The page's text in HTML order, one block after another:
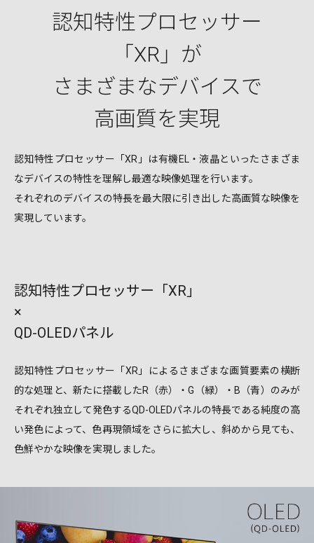
認知特性プロセッサー
「XR」が
さまざまなデバイスで
高画質を実現
認知特性プロセッサー「XR」は有機EL・液晶といったさまざま
なデバイスの特性を理解し最適な映像処理を行います。
それぞれのデバイスの特長を最大限に引き出した高画質な映像を
実現しています。
認知特性プロセッサー「XR」
×
QD-OLEDパネル
認知特性プロセッサー「XR」によるさまざまな画質要素の横断
的な処理と、新たに搭載したR（赤）・G（緑）・B（青）のみが
それぞれ独立して発色するQD-OLEDパネルの特長である純度の高
い発色によって、色再現領域をさらに拡大し、斜めから見ても、
色鮮やかな映像を実現しました。